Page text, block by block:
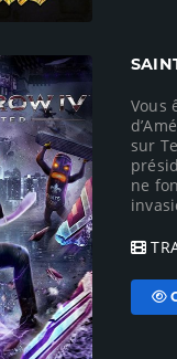
Vous
sur
ne